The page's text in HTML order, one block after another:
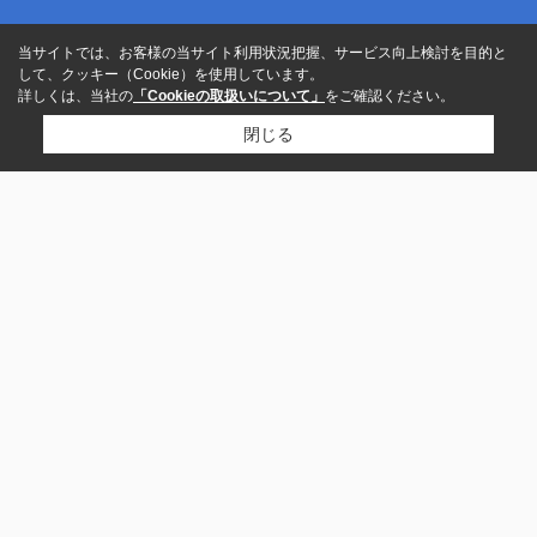
当サイトでは、お客様の当サイト利用状況把握、サービス向上検討を目的と
して、クッキー（Cookie）を使用しています。
詳しくは、当社の 「Cookieの取扱いについて」 をご確認ください。
閉じる